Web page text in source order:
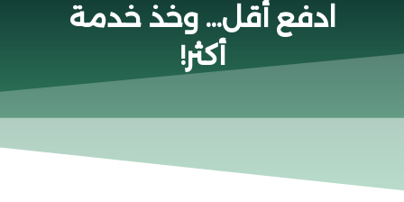
ادفع أقل… وخذ خدمة
أكثر!